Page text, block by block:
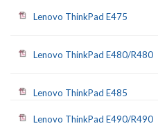
Lenovo ThinkPad E475
Lenovo ThinkPad E480/R480
Lenovo ThinkPad E485
Lenovo ThinkPad E490/R490